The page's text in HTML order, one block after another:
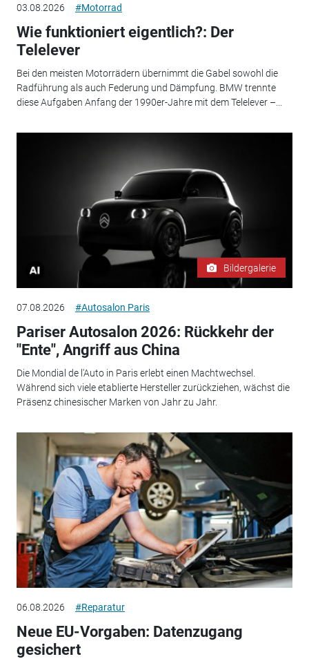
03.08.2026 #Motorrad
Wie funktioniert eigentlich?: Der
Telelever
Bei den meisten Motorrädern übernimmt die Gabel sowohl die
Radführung als auch Federung und Dämpfung. BMW trennte
diese Aufgaben Anfang der 1990er-Jahre mit dem Telelever –...
Bildergalerie
07.08.2026 #Autosalon Paris
Pariser Autosalon 2026: Rückkehr der
"Ente", Angriff aus China
Die Mondial de l'Auto in Paris erlebt einen Machtwechsel.
Während sich viele etablierte Hersteller zurückziehen, wächst die
Präsenz chinesischer Marken von Jahr zu Jahr.
06.08.2026 #Reparatur
Neue EU-Vorgaben: Datenzugang
gesichert